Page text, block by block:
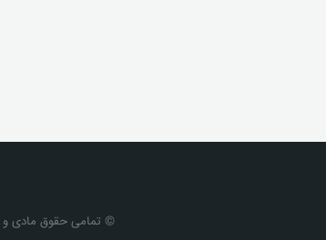
© تمامی حقوق مادی و